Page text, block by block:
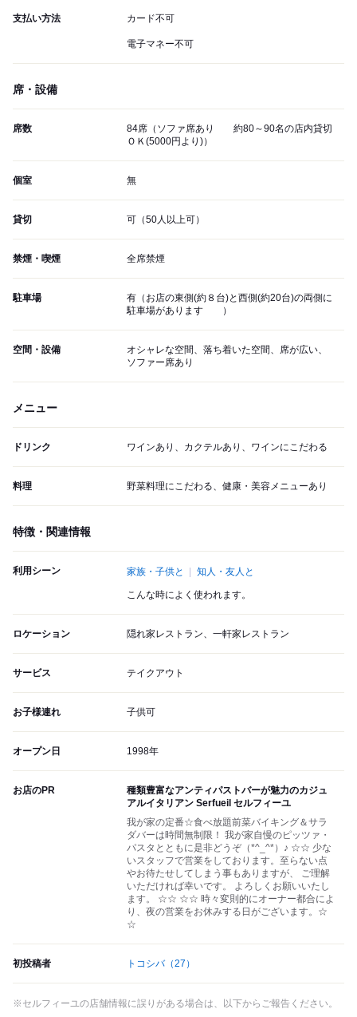
支払い方法 カード不可
電子マネー不可
席・設備
席数
84席（ソファ席あり 約80～90名の店内貸切
ＯＫ(5000円より)）
個室 無
貸切 可（50人以上可）
禁煙・喫煙 全席禁煙
駐車場
有（お店の東側(約８台)と西側(約20台)の両側に
駐車場があります ）
空間・設備
オシャレな空間、落ち着いた空間、席が広い、
ソファー席あり
メニュー
ドリンク ワインあり、カクテルあり、ワインにこだわる
料理 野菜料理にこだわる、健康・美容メニューあり
特徴・関連情報
利用シーン 家族・子供と 知人・友人と
こんな時によく使われます。
ロケーション 隠れ家レストラン、一軒家レストラン
サービス テイクアウト
お子様連れ 子供可
オープン日 1998年
お店のPR
種類豊富なアンティパストバーが魅力のカジュ
アルイタリアン Serfueil セルフィーユ
我が家の定番☆食べ放題前菜バイキング＆サラ
ダバーは時間無制限！ 我が家自慢のピッツァ・
パスタとともに是非どうぞ（*^_^*）♪ ☆☆ 少な
いスタッフで営業をしております。至らない点
やお待たせしてしまう事もありますが、 ご理解
いただければ幸いです。 よろしくお願いいたし
ます。 ☆☆ ☆☆ 時々変則的にオーナー都合によ
り、夜の営業をお休みする日がございます。☆
☆
初投稿者 トコシバ（27）
※セルフィーユの店舗情報に誤りがある場合は、以下からご報告ください。